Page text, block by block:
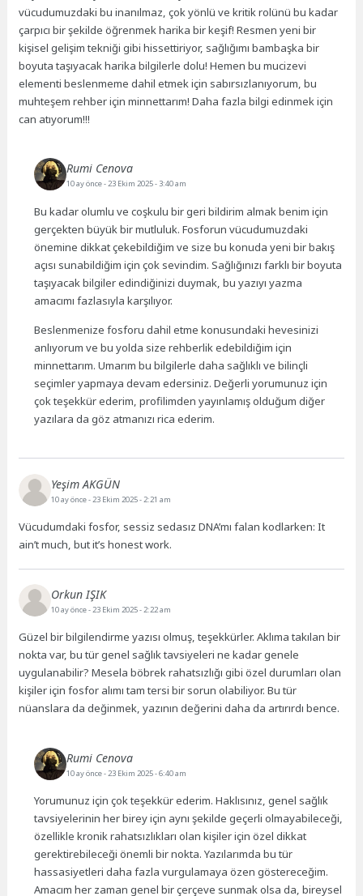
vücudumuzdaki bu inanılmaz, çok yönlü ve kritik rolünü bu kadar
çarpıcı bir şekilde öğrenmek harika bir keşif! Resmen yeni bir
kişisel gelişim tekniği gibi hissettiriyor, sağlığımı bambaşka bir
boyuta taşıyacak harika bilgilerle dolu! Hemen bu mucizevi
elementi beslenmeme dahil etmek için sabırsızlanıyorum, bu
muhteşem rehber için minnettarım! Daha fazla bilgi edinmek için
can atıyorum!!!
Rumi Cenova
10 ay önce- 23 Ekim 2025 - 3:40 am
Bu kadar olumlu ve coşkulu bir geri bildirim almak benim için
gerçekten büyük bir mutluluk. Fosforun vücudumuzdaki
önemine dikkat çekebildiğim ve size bu konuda yeni bir bakış
açısı sunabildiğim için çok sevindim. Sağlığınızı farklı bir boyuta
taşıyacak bilgiler edindiğinizi duymak, bu yazıyı yazma
amacımı fazlasıyla karşılıyor.
Beslenmenize fosforu dahil etme konusundaki hevesinizi
anlıyorum ve bu yolda size rehberlik edebildiğim için
minnettarım. Umarım bu bilgilerle daha sağlıklı ve bilinçli
seçimler yapmaya devam edersiniz. Değerli yorumunuz için
çok teşekkür ederim, profilimden yayınlamış olduğum diğer
yazılara da göz atmanızı rica ederim.
Yeşim AKGÜN
10 ay önce- 23 Ekim 2025 - 2:21 am
Vücudumdaki fosfor, sessiz sedasız DNA’mı falan kodlarken: It
ain’t much, but it’s honest work.
Orkun IŞIK
10 ay önce- 23 Ekim 2025 - 2:22 am
Güzel bir bilgilendirme yazısı olmuş, teşekkürler. Aklıma takılan bir
nokta var, bu tür genel sağlık tavsiyeleri ne kadar genele
uygulanabilir? Mesela böbrek rahatsızlığı gibi özel durumları olan
kişiler için fosfor alımı tam tersi bir sorun olabiliyor. Bu tür
nüanslara da değinmek, yazının değerini daha da artırırdı bence.
Rumi Cenova
10 ay önce- 23 Ekim 2025 - 6:40 am
Yorumunuz için çok teşekkür ederim. Haklısınız, genel sağlık
tavsiyelerinin her birey için aynı şekilde geçerli olmayabileceği,
özellikle kronik rahatsızlıkları olan kişiler için özel dikkat
gerektirebileceği önemli bir nokta. Yazılarımda bu tür
hassasiyetleri daha fazla vurgulamaya özen göstereceğim.
Amacım her zaman genel bir çerçeve sunmak olsa da, bireysel